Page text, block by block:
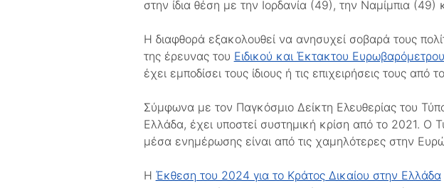
στην ίδια θέση με την Ιορδανία (49), την Ναμίμπια (49)
Η διαφθορά εξακολουθεί να ανησυχεί σοβαρά τους
της έρευνας του Ειδικού και Έκτακτου
έχει εμποδίσει τους ίδιους ή τις επιχειρήσεις τους
Σύμφωνα με τον Παγκόσμιο Δείκτη Ελευθερίας του
Ελλάδα, έχει υποστεί συστημική κρίση από το 2021. Ο
μέσα ενημέρωσης είναι από τις χαμηλότερες στην
Η Έκθεση του 2024 για το Κράτος Δικαίου στην Ελλάδα